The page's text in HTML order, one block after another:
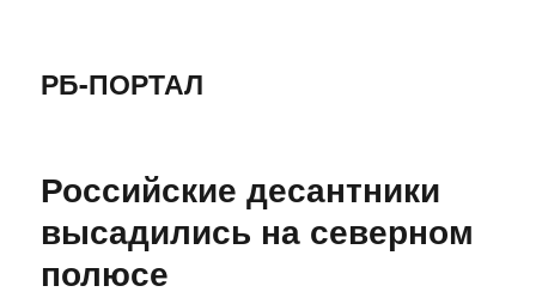
РБ-ПОРТАЛ
Российские десантники
высадились на северном
полюсе